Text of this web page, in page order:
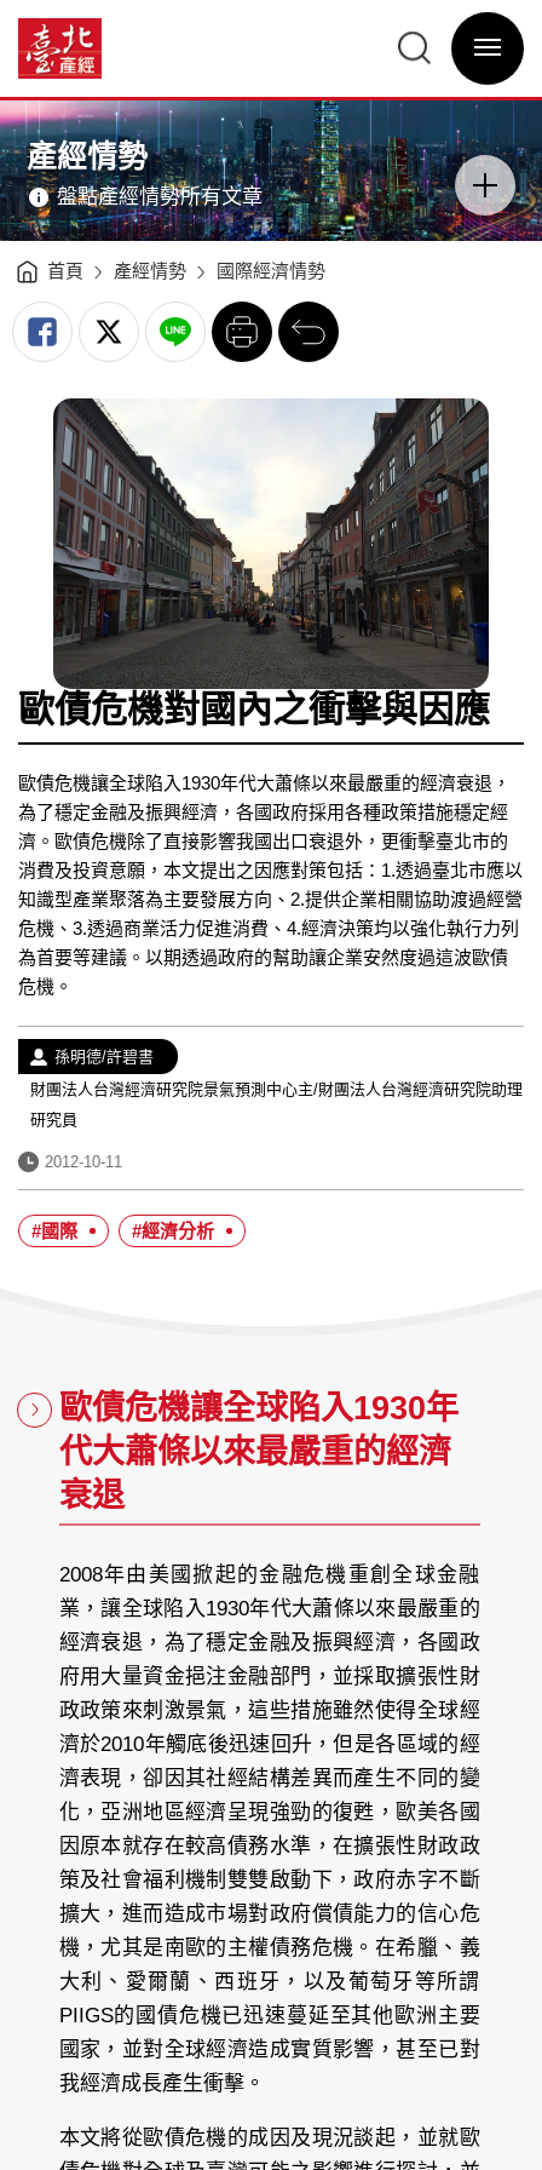
衝
擊
與
應
-
臺
北
產
經
資
訊
臺
經
訊
網
網
站
主
單
選
單
關
主
意
境
產經情勢
盤點產經情勢所有文章
分
類
開
關
首頁 產經情勢 國際經濟情勢
列
印
回
前
一
頁
歐債危機對國內之衝擊與因應
歐債危機讓全球陷入1930年代大蕭條以來最嚴重的經濟衰退，
為了穩定金融及振興經濟，各國政府採用各種政策措施穩定經
濟。歐債危機除了直接影響我國出口衰退外，更衝擊臺北市的
消費及投資意願，本文提出之因應對策包括：1.透過臺北市應以
知識型產業聚落為主要發展方向、2.提供企業相關協助渡過經營
危機、3.透過商業活力促進消費、4.經濟決策均以強化執行力列
為首要等建議。以期透過政府的幫助讓企業安然度過這波歐債
危機。
作
者：
孫明德/許碧書
經
歷：
財團法人台灣經濟研究院景氣預測中心主/財團法人台灣經濟研究院助理
研究員
發
布
日
期：
2012-10-11
#國際 #經濟分析
歐債危機讓全球陷入1930年
代大蕭條以來最嚴重的經濟
衰退
2008年由美國掀起的金融危機重創全球金融
業，讓全球陷入1930年代大蕭條以來最嚴重的
經濟衰退，為了穩定金融及振興經濟，各國政
府用大量資金挹注金融部門，並採取擴張性財
政政策來刺激景氣，這些措施雖然使得全球經
濟於2010年觸底後迅速回升，但是各區域的經
濟表現，卻因其社經結構差異而產生不同的變
化，亞洲地區經濟呈現強勁的復甦，歐美各國
因原本就存在較高債務水準，在擴張性財政政
策及社會福利機制雙雙啟動下，政府赤字不斷
擴大，進而造成市場對政府償債能力的信心危
機，尤其是南歐的主權債務危機。在希臘、義
大利、愛爾蘭、西班牙，以及葡萄牙等所謂
PIIGS的國債危機已迅速蔓延至其他歐洲主要
國家，並對全球經濟造成實質影響，甚至已對
我經濟成長產生衝擊。
本文將從歐債危機的成因及現況談起，並就歐